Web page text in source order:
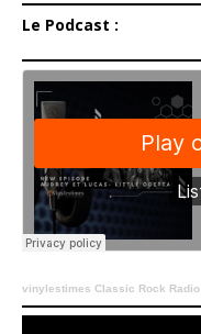
Le Podcast :
vinylestimes Classic Rock Radio